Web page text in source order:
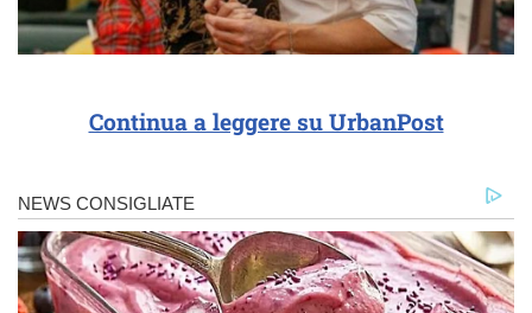
Continua a leggere su UrbanPost